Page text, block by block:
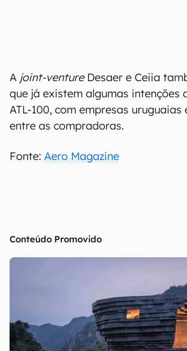
A joint-ventureDesaer e Ceiia
que já existem algumas intenções
ATL-100, com empresas uruguaias
entre as compradoras.
Fonte: Aero Magazine